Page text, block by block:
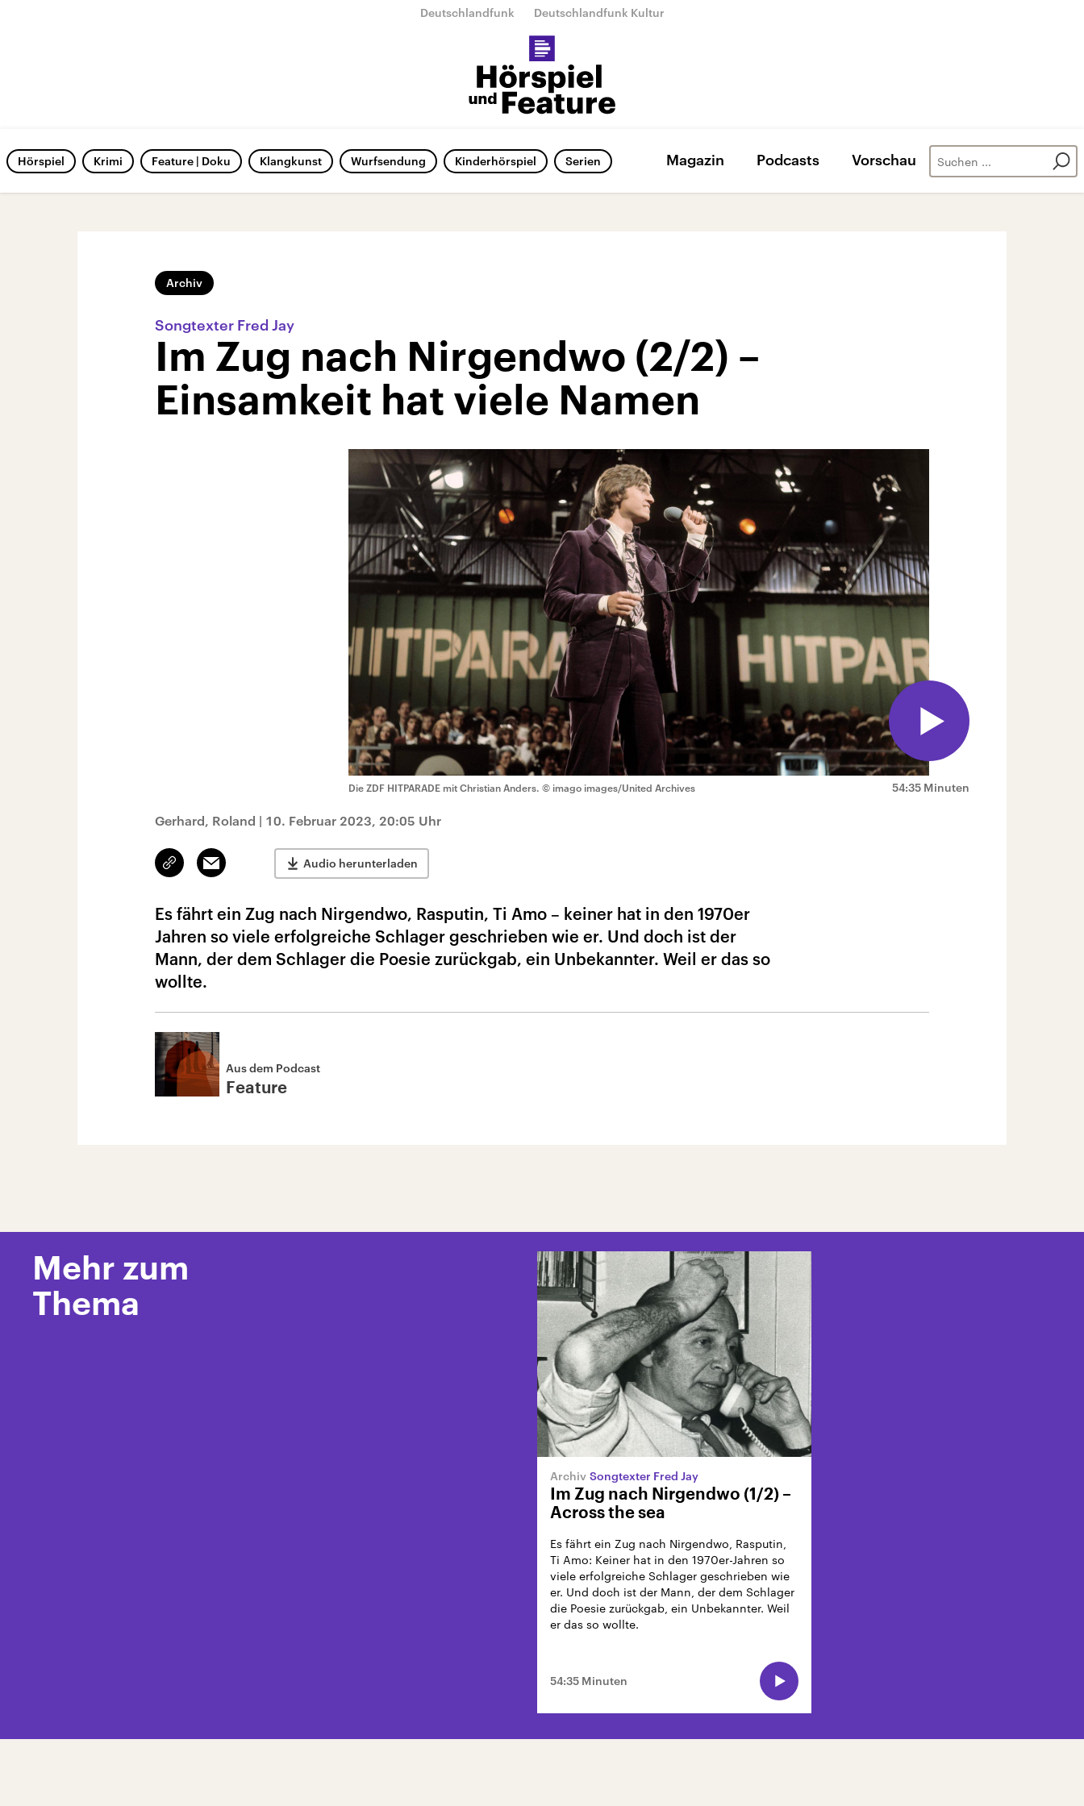
Deutschlandfunk Deutschlandfunk Kultur
Hörspiel Krimi Feature | Doku Klangkunst Wurfsendung Kinderhörspiel Serien Magazin Podcasts Vorschau
Archiv
Songtexter Fred Jay
Im Zug nach Nirgendwo (2/2) –
Einsamkeit hat viele Namen
54:35 Minuten
Die ZDF HITPARADE mit Christian Anders. © imago images/United Archives
Gerhard, Roland | 10. Februar 2023, 20:05 Uhr
Link
kopieren/teilen
Email Audio herunterladen
Es fährt ein Zug nach Nirgendwo, Rasputin, Ti Amo – keiner hat in den 1970er
Jahren so viele erfolgreiche Schlager geschrieben wie er. Und doch ist der
Mann, der dem Schlager die Poesie zurückgab, ein Unbekannter. Weil er das so
wollte.
Aus dem Podcast
Feature
Mehr zum
Thema
Songtexter Fred Jay
Im Zug nach Nirgendwo (1/2) –
Across the sea
Es fährt ein Zug nach Nirgendwo, Rasputin,
Ti Amo: Keiner hat in den 1970er-Jahren so
viele erfolgreiche Schlager geschrieben wie
er. Und doch ist der Mann, der dem Schlager
die Poesie zurückgab, ein Unbekannter. Weil
er das so wollte.
54:35 Minuten